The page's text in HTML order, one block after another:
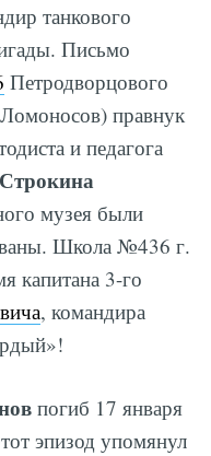
танкового
Письмо
Петродворцового
правнук
и педагога
Строкина
музея были
Школа №436 г.
капитана 3-го
, командира
погиб 17 января
эпизод упомянул